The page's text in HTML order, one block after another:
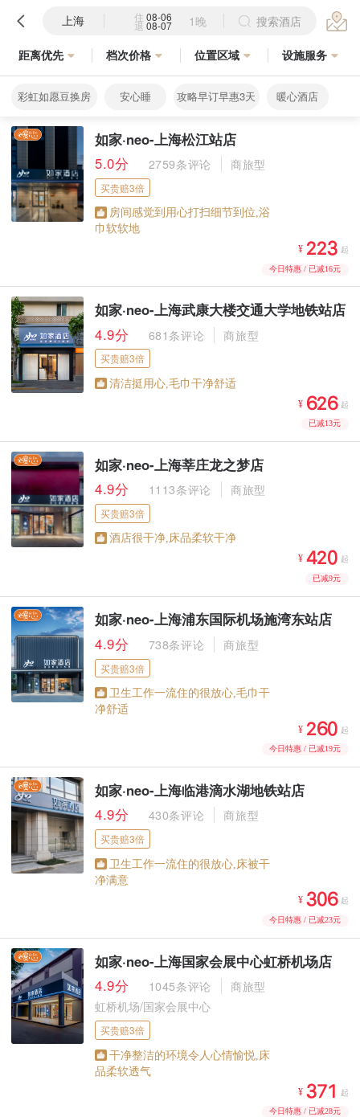
上海 住 08-06
退 08-07 1晚 搜索酒店
距离优先 档次价格 位置区域 设施服务
彩虹如愿豆换房 安心睡 攻略早订早惠3天 暖心酒店
如家·neo-上海松江站店
5.0分
2759条评论 商旅型
买贵赔3倍
房间感觉到用心打扫细节到位,浴
巾软软地
¥  起
今日特惠 / 已减16元
如家·neo-上海武康大楼交通大学地铁站店
4.9分
681条评论 商旅型
买贵赔3倍
清洁挺用心,毛巾干净舒适
¥  起
已减13元
如家·neo-上海莘庄龙之梦店
4.9分
1113条评论 商旅型
买贵赔3倍
酒店很干净,床品柔软干净
¥  起
已减9元
如家·neo-上海浦东国际机场施湾东站店
4.9分
738条评论 商旅型
买贵赔3倍
卫生工作一流住的很放心,毛巾干
净舒适
¥  起
今日特惠 / 已减19元
如家·neo-上海临港滴水湖地铁站店
4.9分
430条评论 商旅型
买贵赔3倍
卫生工作一流住的很放心,床被干
净满意
¥  起
今日特惠 / 已减23元
如家·neo-上海国家会展中心虹桥机场店
4.9分
1045条评论
商旅型
虹桥机场/国家会展中心
买贵赔3倍
干净整洁的环境令人心情愉悦,床
品柔软透气
¥  起
今日特惠 / 已减28元